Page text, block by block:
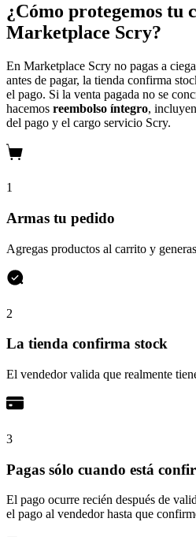
¿Cómo protegemos tu
Marketplace Scry?
En Marketplace Scry no pagas a
antes de pagar, la tienda confirma
el pago. Si la venta pagada no se
hacemos reembolso íntegro,
del pago y el cargo servicio Scry.
1
Armas tu pedido
Agregas productos al carrito y
2
La tienda confirma stock
El vendedor valida que realmente
3
Pagas sólo cuando está
El pago ocurre recién después de
el pago al vendedor hasta que